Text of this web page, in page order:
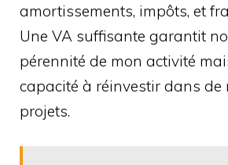
amortissements, impôts, et
Une VA suffisante garantit
pérennité de mon activité
capacité à réinvestir dans de
projets.